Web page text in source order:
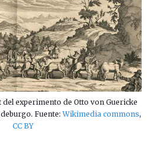
del experimento de Otto von Guericke
Fuente: Wikimedia commons,
CC BY